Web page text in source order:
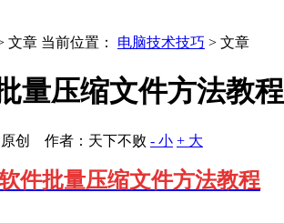
文章 当前位置： 电脑技术技巧 > 文章
量压缩文件方法教程
创 作者：天下不败 - 小 + 大
件批量压缩文件方法教程